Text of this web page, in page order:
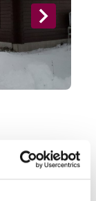
Next